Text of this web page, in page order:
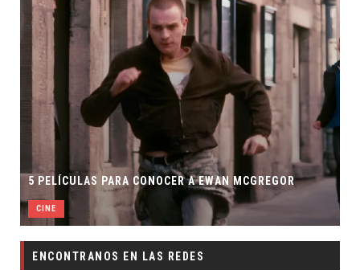
5 PELÍCULAS PARA CONOCER A EWAN MCGREGOR
CINE
ENCONTRANOS EN LAS REDES